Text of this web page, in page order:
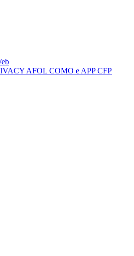
AFOL COMO e APP CFP